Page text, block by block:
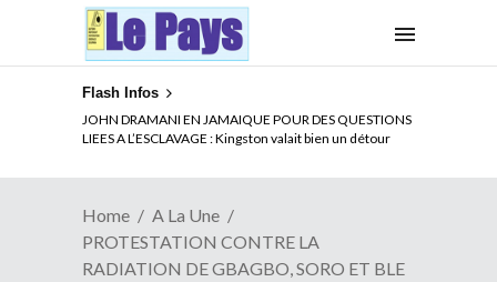
Flash Infos
JOHN DRAMANI EN JAMAIQUE POUR DES QUESTIONS
LIEES A L’ESCLAVAGE : Kingston valait bien un détour
ELECTION DE TALON A LA TETE DU SENAT BENINOIS :
Quand Patrice quitte le pouvoir sans partir !
Home
A La Une
PROTESTATION CONTRE LA
RADIATION DE GBAGBO, SORO ET BLE